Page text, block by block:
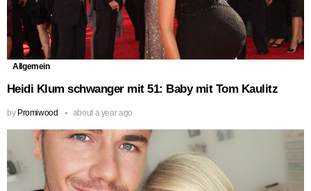
Allgemein
Heidi Klum schwanger mit 51: Baby mit Tom Kaulitz
by Promiwood about a year ago